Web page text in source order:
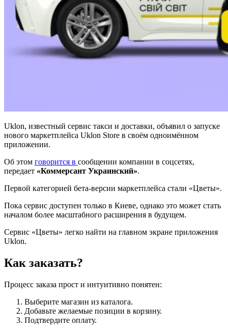
Uklon, известный сервис такси и доставки, объявил о запуске
нового маркетплейса Uklon Store в своём одноимённом
приложении.
Об этом говорится в сообщении компании в соцсетях,
передает «Коммерсант Украинский».
Первой категорией бета-версии маркетплейса стали «Цветы».
Пока сервис доступен только в Киеве, однако это может стать
началом более масштабного расширения в будущем.
Сервис «Цветы» легко найти на главном экране приложения
Uklon.
Как заказать?
Процесс заказа прост и интуитивно понятен:
Выберите магазин из каталога.
Добавьте желаемые позиции в корзину.
Подтвердите оплату.